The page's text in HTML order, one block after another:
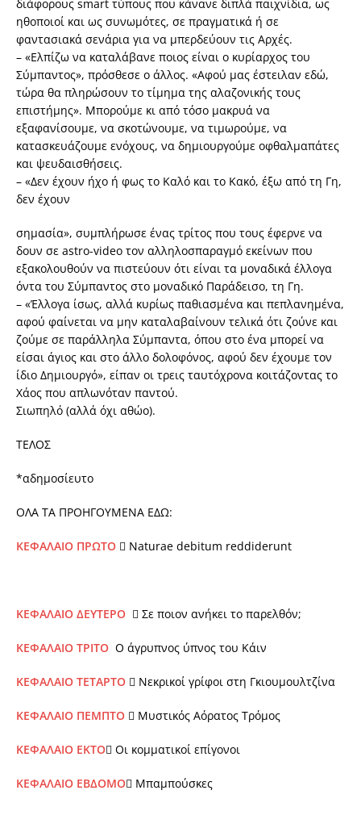
διάφορους smart τύπους που κάνανε διπλά παιχνίδια, ως
ηθοποιοί και ως συνωμότες, σε πραγματικά ή σε
φαντασιακά σενάρια για να μπερδεύουν τις Αρχές.
– «Ελπίζω να καταλάβανε ποιος είναι ο κυρίαρχος του
Σύμπαντος», πρόσθεσε ο άλλος. «Αφού μας έστειλαν εδώ,
τώρα θα πληρώσουν το τίμημα της αλαζονικής τους
επιστήμης». Μπορούμε κι από τόσο μακρυά να
εξαφανίσουμε, να σκοτώνουμε, να τιμωρούμε, να
κατασκευάζουμε ενόχους, να δημιουργούμε οφθαλμαπάτες
και ψευδαισθήσεις.
– «Δεν έχουν ήχο ή φως το Καλό και το Κακό, έξω από τη Γη,
δεν έχουν
σημασία», συμπλήρωσε ένας τρίτος που τους έφερνε να
δουν σε astro-video τον αλληλοσπαραγμό εκείνων που
εξακολουθούν να πιστεύουν ότι είναι τα μοναδικά έλλογα
όντα του Σύμπαντος στο μοναδικό Παράδεισο, τη Γη.
– «Έλλογα ίσως, αλλά κυρίως παθιασμένα και πεπλανημένα,
αφού φαίνεται να μην καταλαβαίνουν τελικά ότι ζούνε και
ζούμε σε παράλληλα Σύμπαντα, όπου στο ένα μπορεί να
είσαι άγιος και στο άλλο δολοφόνος, αφού δεν έχουμε τον
ίδιο Δημιουργό», είπαν οι τρεις ταυτόχρονα κοιτάζοντας το
Χάος που απλωνόταν παντού.
Σιωπηλό (αλλά όχι αθώο).
ΤΕΛΟΣ
*αδημοσίευτο
ΟΛΑ ΤΑ ΠΡΟΗΓΟΥΜΕΝΑ ΕΔΩ:
ΚΕΦΑΛΑΙΟ ΠΡΩΤΟ  Naturae debitum reddiderunt
ΚΕΦΑΛΑΙΟ ΔΕΥΤΕΡΟ  Σε ποιον ανήκει το παρελθόν;
ΚΕΦΑΛΑΙΟ ΤΡΙΤΟ Ο άγρυπνος ύπνος του Κάιν
ΚΕΦΑΛΑΙΟ ΤΕΤΑΡΤΟ  Νεκρικοί γρίφοι στη Γκιουμουλτζίνα
ΚΕΦΑΛΑΙΟ ΠΕΜΠΤΟ  Μυστικός Αόρατος Τρόμος
ΚΕΦΑΛΑΙΟ ΕΚΤΟ Οι κομματικοί επίγονοι
ΚΕΦΑΛΑΙΟ ΕΒΔΟΜΟ Μπαμπούσκες